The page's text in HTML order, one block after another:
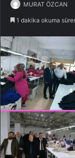
MURAT ÖZCAN
1 dakika okuma